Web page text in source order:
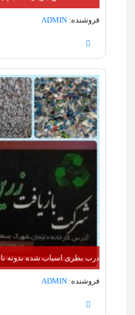
فروشنده: ADMIN
درب بطری اسیاب شده بدونه
فروشنده: ADMIN